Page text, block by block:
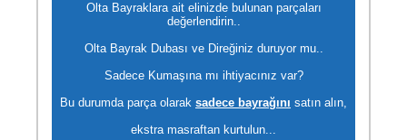
Olta Bayraklara ait elinizde bulunan parçaları
değerlendirin..
Olta Bayrak Dubası ve Direğiniz duruyor mu..
Sadece Kumaşına mı ihtiyacınız var?
Bu durumda parça olarak sadece bayrağını satın alın,
ekstra masraftan kurtulun...